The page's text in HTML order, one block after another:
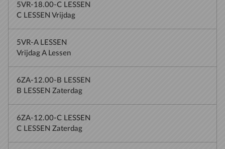
5VR-18.00-C LESSEN
C LESSEN Vrijdag
5VR-A LESSEN
Vrijdag A Lessen
6ZA-12.00-B LESSEN
B LESSEN Zaterdag
6ZA-12.00-C LESSEN
C LESSEN Zaterdag